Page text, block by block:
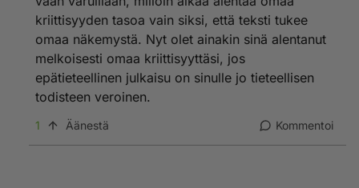
kriittisyyden tasoa vain siksi, että teksti tukee
omaa näkemystä. Nyt olet ainakin sinä alentanut
melkoisesti omaa kriittisyyttäsi, jos
epätieteellinen julkaisu on sinulle jo tieteellisen
todisteen veroinen.
1 Äänestä Kommentoi